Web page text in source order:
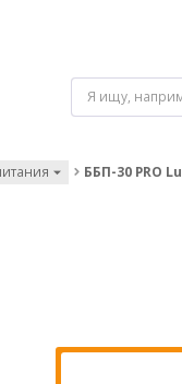
Я ищу,
ББП-30 PRO